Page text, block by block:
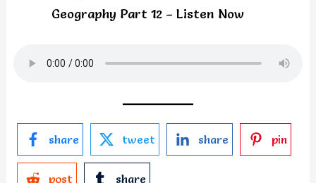
Geography Part 12 – Listen Now
share tweet share pin
post share